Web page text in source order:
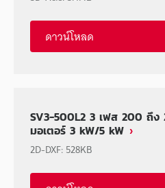
ดาวน์โหลด
SV3-500L2 3 เฟส 200 ถึง
มอเตอร์ 3 kW/5 kW
2D-DXF: 528KB